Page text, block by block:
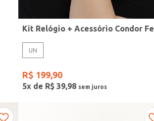
UN
R$ 199,90
5x de R$ 39,98